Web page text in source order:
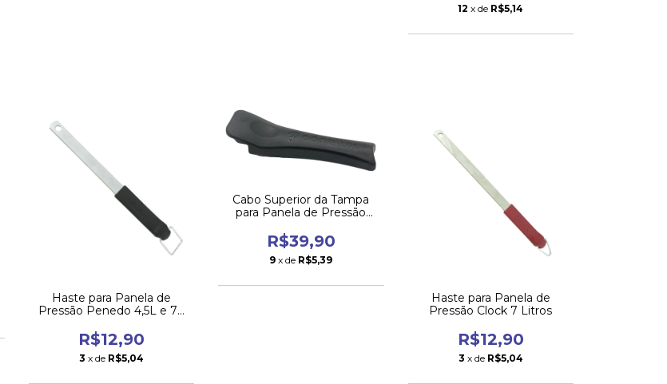
12 x de R$5,14
Haste para Panela de
Pressão Penedo 4,5L e 7L
R$12,90
3 x de R$5,04
Cabo Superior da Tampa
para Panela de Pressão
R$39,90
9 x de R$5,39
Haste para Panela de
Pressão Clock 7 Litros
R$12,90
3 x de R$5,04